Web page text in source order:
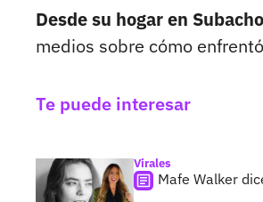
Desde su hogar en
medios sobre cómo
Te puede interesar
Virales
Mafe Walker